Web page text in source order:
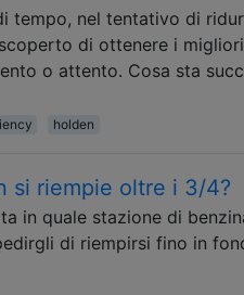
tempo, nel tentativo di
di ottenere i
o attento. Cosa sta
holden
si riempie oltre i 3/4?
in quale stazione di
di riempirsi fino in